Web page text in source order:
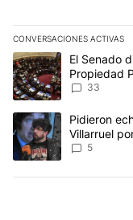
CONVERSACIONES ACTIVAS
Este listado muestra
Un artículo deEl Senado
Propiedad
Ley del
33
Un artículo dePidieron
Villarruel
5